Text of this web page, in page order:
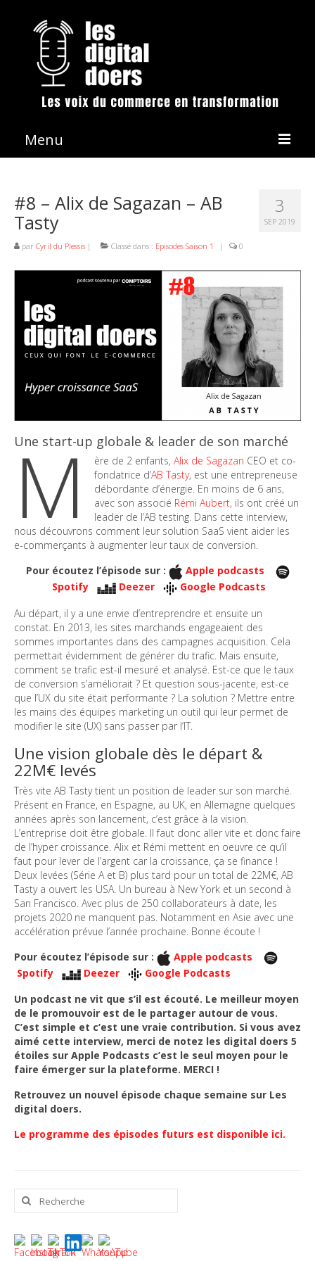
Menu
Les émissions
Conférences & Animation
Revue de presse
3
SEP 2019
#8 – Alix de Sagazan – AB
Tasty
par Cyril du Plessis | Classé dans : Episodes Saison 1 | 0
Une start-up globale & leader de son marché
M ère de 2 enfants, Alix de Sagazan CEO et co-
fondatrice d’AB Tasty, est une entrepreneuse
débordante d’énergie. En moins de 6 ans,
avec son associé Rémi Aubert, ils ont créé un
leader de l’AB testing. Dans cette interview,
nous découvrons comment leur solution SaaS vient aider les
e-commerçants à augmenter leur taux de conversion.
Pour écoutez l’épisode sur :
Apple podcasts
Spotify
Deezer
Google Podcasts
Au départ, il y a une envie d’entreprendre et ensuite un
constat. En 2013, les sites marchands engageaient des
sommes importantes dans des campagnes acquisition. Cela
permettait évidemment de générer du trafic. Mais ensuite,
comment se trafic est-il mesuré et analysé. Est-ce que le taux
de conversion s’améliorait ? Et question sous-jacente, est-ce
que l’UX du site était performante ? La solution ? Mettre entre
les mains des équipes marketing un outil qui leur permet de
modifier le site (UX) sans passer par l’IT.
Une vision globale dès le départ &
22M€ levés
Très vite AB Tasty tient un position de leader sur son marché.
Présent en France, en Espagne, au UK, en Allemagne quelques
années après son lancement, c’est grâce à la vision.
L’entreprise doit être globale. Il faut donc aller vite et donc faire
de l’hyper croissance. Alix et Rémi mettent en oeuvre ce qu’il
faut pour lever de l’argent car la croissance, ça se finance !
Deux levées (Série A et B) plus tard pour un total de 22M€, AB
Tasty a ouvert les USA. Un bureau à New York et un second à
San Francisco. Avec plus de 250 collaborateurs à date, les
projets 2020 ne manquent pas. Notamment en Asie avec une
accélération prévue l’année prochaine. Bonne écoute !
Pour écoutez l’épisode sur :
Apple podcasts
Spotify
Deezer
Google Podcasts
Un podcast ne vit que s’il est écouté. Le meilleur moyen
de le promouvoir est de le partager autour de vous.
C’est simple et c’est une vraie contribution. Si vous avez
aimé cette interview, merci de notez les digital doers 5
étoiles sur Apple Podcasts c’est le seul moyen pour le
faire émerger sur la plateforme. MERCI !
Retrouvez un nouvel épisode chaque semaine sur Les
digital doers.
Le programme des épisodes futurs est disponible ici.
Rechercher